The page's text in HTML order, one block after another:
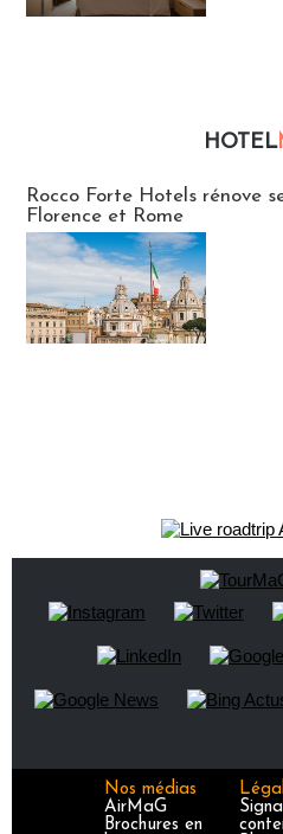
HOTEL
Rocco Forte Hotels rénove
Florence et Rome
Nos médias
AirMaG
Brochures en